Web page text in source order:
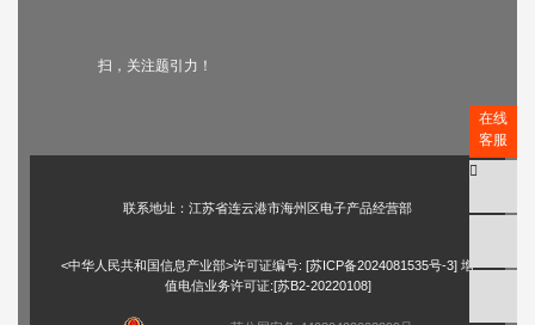
扫，关注题引力！
联系地址：江苏省连云港市海州区电子产品经营部
<中华人民共和国信息产业部>许可证编号: [苏ICP备2024081535号-3] 增
值电信业务许可证:[苏B2-20220108]
在线
客服